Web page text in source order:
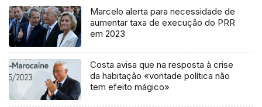
Marcelo alerta para necessidade de
aumentar taxa de execução do PRR
em 2023
Costa avisa que na resposta à crise
da habitação «vontade política não
tem efeito mágico»